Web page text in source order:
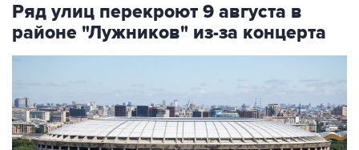
Ряд улиц перекроют 9 августа в
районе "Лужников" из-за концерта